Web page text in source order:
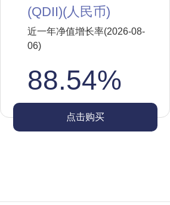
(QDII)(人民币)
近一年净值增长率(2026-08-
06)
88.54%
点击购买